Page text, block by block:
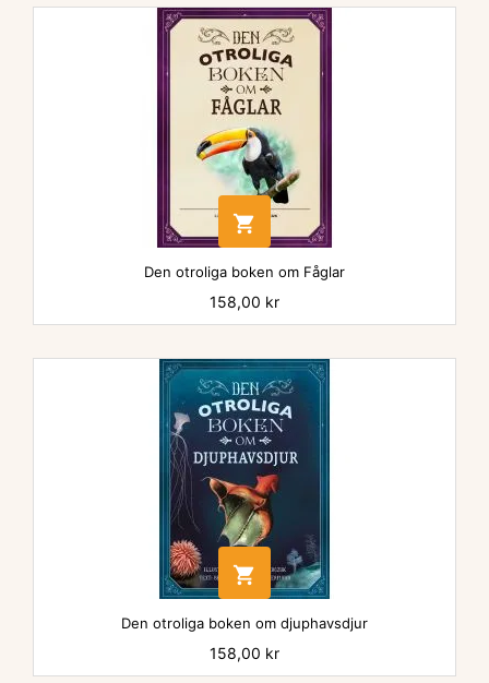

Den otroliga boken om Fåglar
Pris
158,00 kr

Den otroliga boken om djuphavsdjur
Pris
158,00 kr